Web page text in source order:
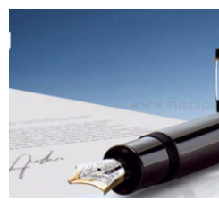
biệt